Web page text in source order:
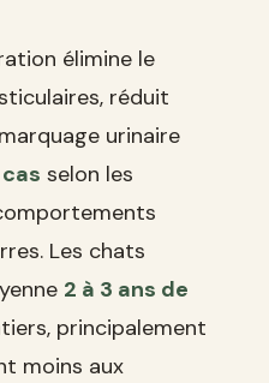
élimine le
réduit
urinaire
selon les
Les chats
2 à 3 ans de
principalement
moins aux